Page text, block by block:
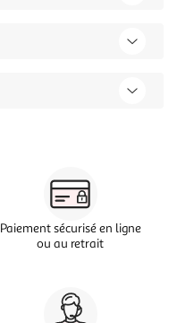
Paiement sécurisé en ligne
ou au retrait